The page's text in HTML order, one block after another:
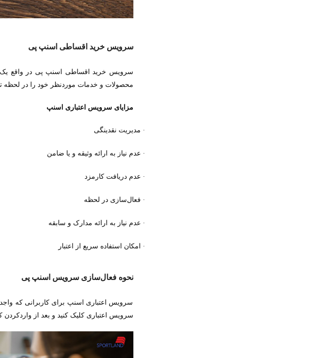
سرویس خرید اقساطی اسنپ پی
سرویس خرید اقساطی اسنپ پی در واقع یک
محصولات و خدمات موردنظر خود را در لحظه
مزایای سرویس اعتباری اسنپ
· مدیریت نقدینگی
· عدم نیاز به ارائه وثیقه و یا ضامن
· عدم دریافت کارمزد
· فعال‌سازی در لحظه
· عدم نیاز به ارائه مدارک و سابقه
· امکان استفاده سریع از اعتبار
نحوه فعال‌سازی سرویس اسنپ پی
سرویس اعتباری اسنپ برای کاربرانی که
سرویس اعتباری کلیک کنید و بعد از